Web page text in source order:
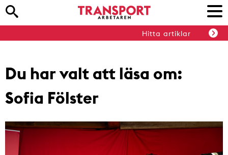
Hitta artiklar
Du har valt att läsa om:
Sofia Fölster